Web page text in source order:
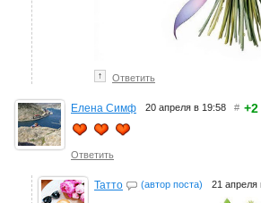
↑ Ответить
Елена Симф 20 апреля в 19:58 # +2
Ответить
Татто (автор поста) 21